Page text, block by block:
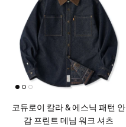
코듀로이 칼라 & 에스닉 패턴 안
감 프린트 데님 워크 셔츠